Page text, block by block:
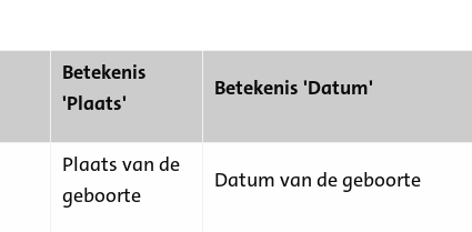
Betekenis
'Plaats'
Betekenis 'Datum'
Plaats van de
geboorte
Datum van de geboorte